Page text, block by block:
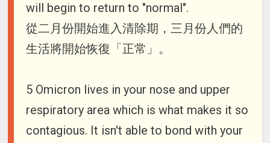
will begin to return to "normal".
從二月份開始進入清除期，三月份人們的
生活將開始恢復「正常」。
5 Omicron lives in your nose and upper
respiratory area which is what makes it so
contagious. It isn't able to bond with your